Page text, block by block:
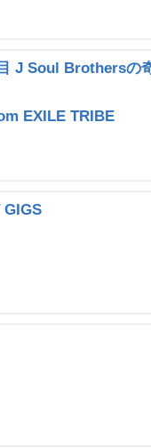
J Soul Brothersの
EXILE TRIBE
GIGS